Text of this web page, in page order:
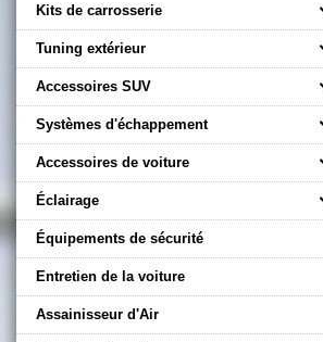
Kits de carrosserie
Tuning extérieur
Accessoires SUV
Systèmes d'échappement
Accessoires de voiture
Éclairage
Équipements de sécurité
Entretien de la voiture
Assainisseur d'Air